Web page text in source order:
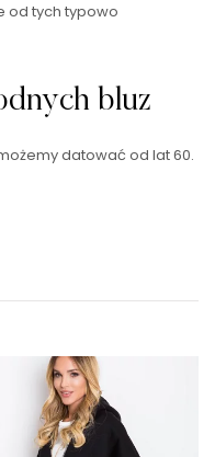
od tych typowo
bluz
datować od lat 60.